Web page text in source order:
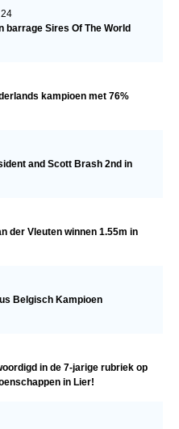
barrage Sires Of The World
kampioen met 76%
and Scott Brash 2nd in
der Vleuten winnen 1.55m in
Belgisch Kampioen
in de 7-jarige rubriek op
in Lier!